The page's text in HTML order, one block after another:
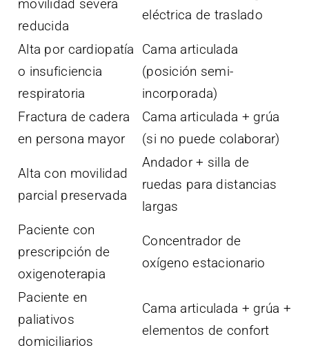
movilidad severa
reducida
eléctrica de traslado
Alta por cardiopatía
o insuficiencia
respiratoria
Cama articulada
(posición semi-
incorporada)
Fractura de cadera
en persona mayor
Cama articulada + grúa
(si no puede colaborar)
Alta con movilidad
parcial preservada
Andador + silla de
ruedas para distancias
largas
Paciente con
prescripción de
oxigenoterapia
Concentrador de
oxígeno estacionario
Paciente en
paliativos
domiciliarios
Cama articulada + grúa +
elementos de confort